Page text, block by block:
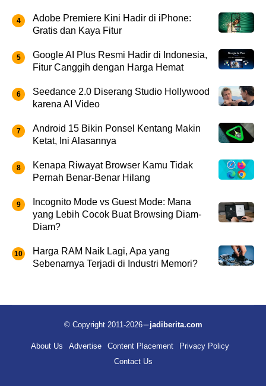
Adobe Premiere Kini Hadir di iPhone:
Gratis dan Kaya Fitur
Google AI Plus Resmi Hadir di Indonesia,
Fitur Canggih dengan Harga Hemat
Seedance 2.0 Diserang Studio Hollywood
karena AI Video
Android 15 Bikin Ponsel Kentang Makin
Ketat, Ini Alasannya
Kenapa Riwayat Browser Kamu Tidak
Pernah Benar-Benar Hilang
Incognito Mode vs Guest Mode: Mana
yang Lebih Cocok Buat Browsing Diam-
Diam?
Harga RAM Naik Lagi, Apa yang
Sebenarnya Terjadi di Industri Memori?
© Copyright 2011-2026 jadiberita.com
About Us Advertise Content Placement
Privacy Policy
Contact Us